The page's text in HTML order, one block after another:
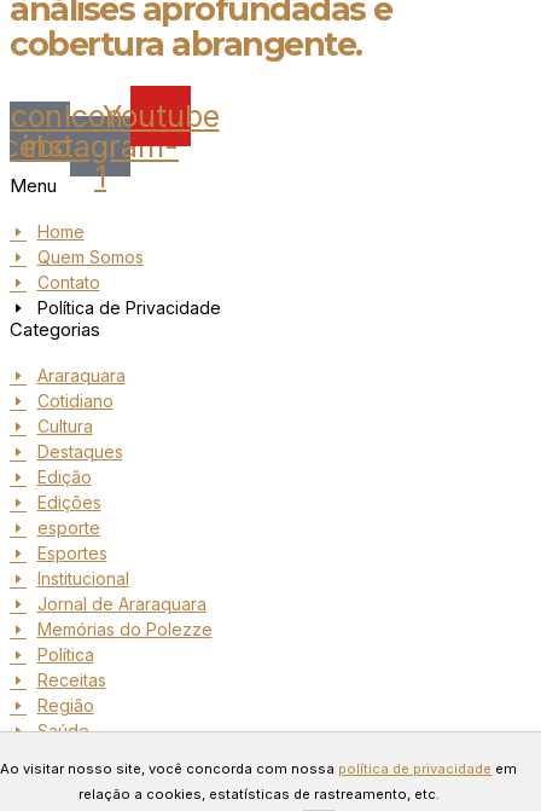
análises aprofundadas e
cobertura abrangente.
Icon-Icon-
instagram-
1
Youtube
Menu
Home
Quem Somos
Contato
Política de Privacidade
Categorias
Araraquara
Cotidiano
Cultura
Destaques
Edição
Edições
esporte
Esportes
Institucional
Jornal de Araraquara
Memórias do Polezze
Política
Receitas
Região
Saúde
Copyright © 2024 Todos os
direitos reservados. Desenvolvido
Ao visitar nosso site, você concorda com nossa política de privacidade em
relação a cookies, estatísticas de rastreamento, etc.